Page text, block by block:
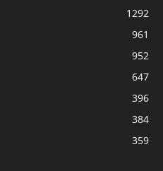
1292
961
952
647
396
384
359